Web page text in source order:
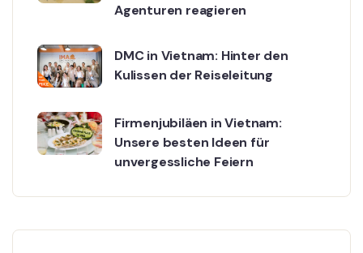
Agenturen reagieren
DMC in Vietnam: Hinter den
Kulissen der Reiseleitung
Firmenjubiläen in Vietnam:
Unsere besten Ideen für
unvergessliche Feiern